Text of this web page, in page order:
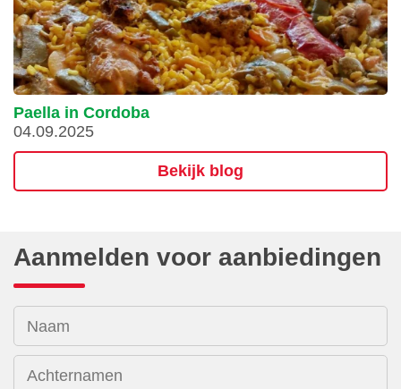
Paella in Cordoba
04.09.2025
Bekijk blog
Aanmelden voor aanbiedingen
Naam
Achternamen